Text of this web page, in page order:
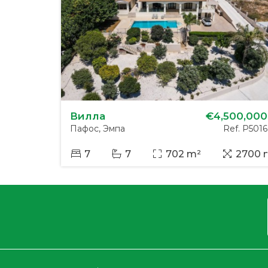
Вилла
Пафос, Эмпа
€4,500,000
Ref. P5016
7 7 702 m² 2700